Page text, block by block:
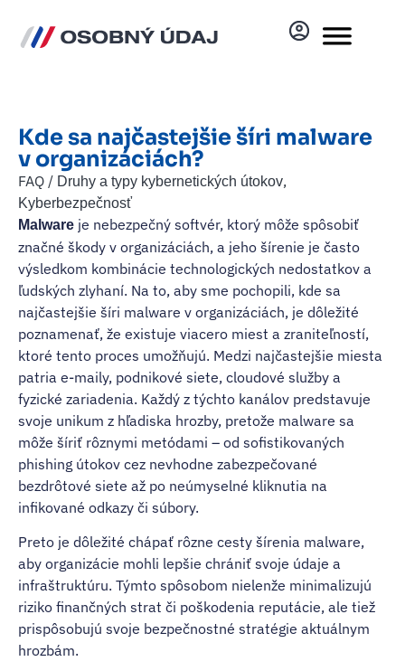
Kde sa najčastejšie šíri malware
v organizáciách?
FAQ / Druhy a typy kybernetických útokov,
Kyberbezpečnosť
Malware je nebezpečný softvér, ktorý môže spôsobiť
značné škody v organizáciách, a jeho šírenie je často
výsledkom kombinácie technologických nedostatkov a
ľudských zlyhaní. Na to, aby sme pochopili, kde sa
najčastejšie šíri malware v organizáciách, je dôležité
poznamenať, že existuje viacero miest a zraniteľností,
ktoré tento proces umožňujú. Medzi najčastejšie miesta
patria e-maily, podnikové siete, cloudové služby a
fyzické zariadenia. Každý z týchto kanálov predstavuje
svoje unikum z hľadiska hrozby, pretože malware sa
môže šíriť rôznymi metódami – od sofistikovaných
phishing útokov cez nevhodne zabezpečované
bezdrôtové siete až po neúmyselné kliknutia na
infikované odkazy či súbory.
Preto je dôležité chápať rôzne cesty šírenia malware,
aby organizácie mohli lepšie chrániť svoje údaje a
infraštruktúru. Týmto spôsobom nielenže minimalizujú
riziko finančných strat či poškodenia reputácie, ale tiež
prispôsobujú svoje bezpečnostné stratégie aktuálnym
hrozbám.